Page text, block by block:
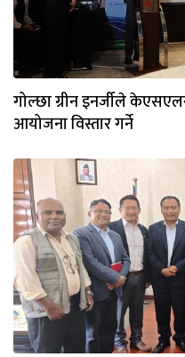
गोल्छा ग्रीन इनर्जीले
आयोजना विस्तार गर्ने